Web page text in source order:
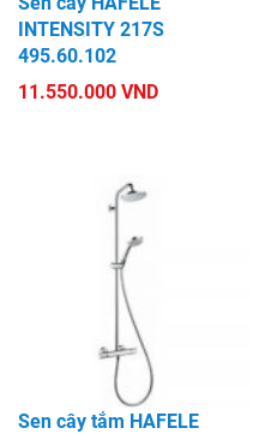
INTENSITY 217S
495.60.102
11.550.000 VND
Sen cây tắm HAFELE